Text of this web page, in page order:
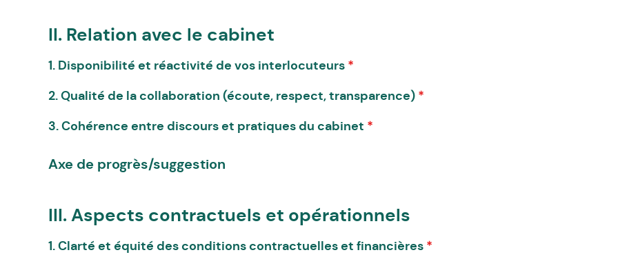
II. Relation avec le cabinet
1. Disponibilité et réactivité de vos interlocuteurs *
2. Qualité de la collaboration (écoute, respect, transparence) *
3. Cohérence entre discours et pratiques du cabinet *
Axe de progrès/suggestion
III. Aspects contractuels et opérationnels
1. Clarté et équité des conditions contractuelles et financières *